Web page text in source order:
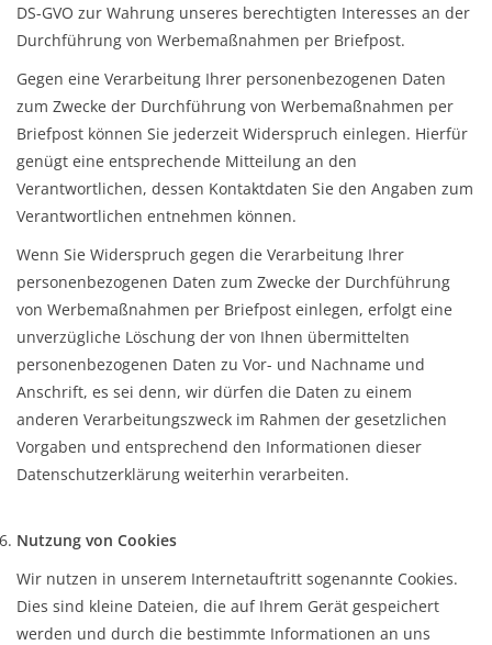
DS-GVO zur Wahrung unseres berechtigten Interesses an der
Durchführung von Werbemaßnahmen per Briefpost.
Gegen eine Verarbeitung Ihrer personenbezogenen Daten
zum Zwecke der Durchführung von Werbemaßnahmen per
Briefpost können Sie jederzeit Widerspruch einlegen. Hierfür
genügt eine entsprechende Mitteilung an den
Verantwortlichen, dessen Kontaktdaten Sie den Angaben zum
Verantwortlichen entnehmen können.
Wenn Sie Widerspruch gegen die Verarbeitung Ihrer
personenbezogenen Daten zum Zwecke der Durchführung
von Werbemaßnahmen per Briefpost einlegen, erfolgt eine
unverzügliche Löschung der von Ihnen übermittelten
personenbezogenen Daten zu Vor- und Nachname und
Anschrift, es sei denn, wir dürfen die Daten zu einem
anderen Verarbeitungszweck im Rahmen der gesetzlichen
Vorgaben und entsprechend den Informationen dieser
Datenschutzerklärung weiterhin verarbeiten.
Nutzung von Cookies
Wir nutzen in unserem Internetauftritt sogenannte Cookies.
Dies sind kleine Dateien, die auf Ihrem Gerät gespeichert
werden und durch die bestimmte Informationen an uns